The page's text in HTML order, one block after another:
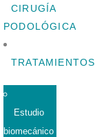
CIRUGÍA
PODOLÓGICA
TRATAMIENTOS
Estudio
biomecánico